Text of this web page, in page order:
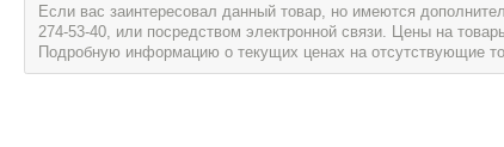
Если вас заинтересовал данный товар, но имеются
274-53-40, или посредством электронной связи. Цены на
Подробную информацию о текущих ценах на отсутствующие